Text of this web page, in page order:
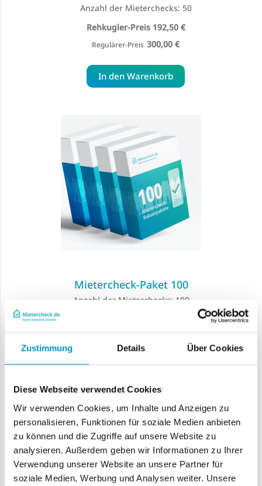
Zustimmung Details Über Cookies
Diese Webseite verwendet Cookies
Wir verwenden Cookies, um Inhalte und Anzeigen zu
personalisieren, Funktionen für soziale Medien anbieten
zu können und die Zugriffe auf unsere Website zu
analysieren. Außerdem geben wir Informationen zu Ihrer
Verwendung unserer Website an unsere Partner für
soziale Medien, Werbung und Analysen weiter. Unsere
Anzahl der Mieterchecks: 50
Special
Price
192,50 €
Regulärer-Preis 300,00 €
In den Warenkorb
Mietercheck-Paket 100
Anzahl der Mieterchecks: 100
500,00 €
In den Warenkorb